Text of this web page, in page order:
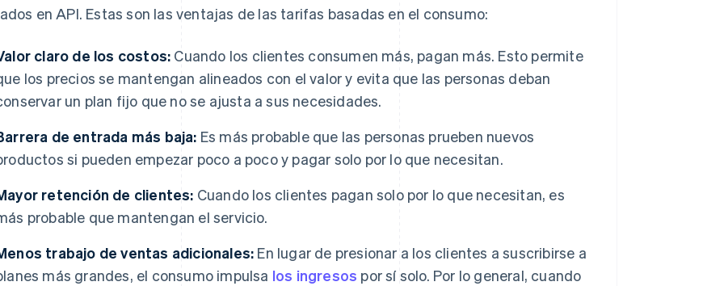
en API. Estas son las ventajas de las tarifas basadas en el consumo:
claro de los costos: Cuando los clientes consumen más, pagan más. Esto permite
los precios se mantengan alineados con el valor y evita que las personas deban
un plan fijo que no se ajusta a sus necesidades.
de entrada más baja: Es más probable que las personas prueben nuevos
si pueden empezar poco a poco y pagar solo por lo que necesitan.
retención de clientes: Cuando los clientes pagan solo por lo que necesitan, es
probable que mantengan el servicio.
trabajo de ventas adicionales: En lugar de presionar a los clientes a suscribirse a
más grandes, el consumo impulsa los ingresos por sí solo. Por lo general, cuando